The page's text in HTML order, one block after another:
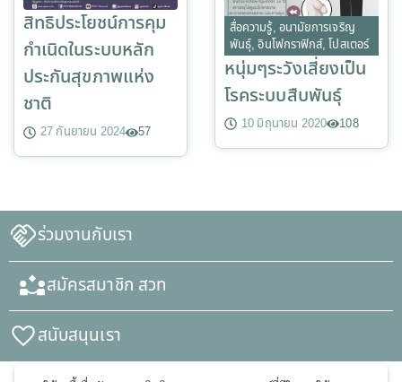
สิทธิประโยชน์การคุม
กำเนิดในระบบหลัก
ประกันสุขภาพแห่ง
ชาติ
27 กันยายน 2024 57
สื่อความรู้, อนามัยการเจริญ
พันธุ์,อินโฟกราฟิกส์,โปสเตอร์
หนุ่มๆระวังเสี่ยงเป็น
โรคระบบสืบพันธุ์
10 มิถุนายน 2020 108
ร่วมงานกับเรา
สมัครสมาชิก สวท
สนับสนุนเรา